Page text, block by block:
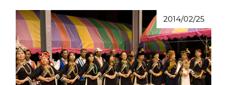
2014/02/25